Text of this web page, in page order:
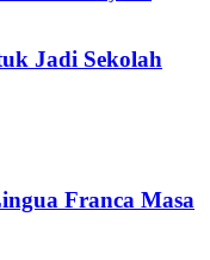
Jadi Sekolah
Franca Masa